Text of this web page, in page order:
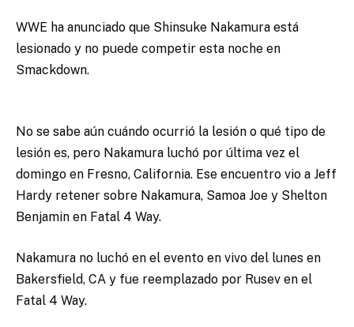
WWE ha anunciado que Shinsuke Nakamura está
lesionado y no puede competir esta noche en
Smackdown.
No se sabe aún cuándo ocurrió la lesión o qué tipo de
lesión es, pero Nakamura luchó por última vez el
domingo en Fresno, California. Ese encuentro vio a Jeff
Hardy retener sobre Nakamura, Samoa Joe y Shelton
Benjamin en Fatal 4 Way.
Nakamura no luchó en el evento en vivo del lunes en
Bakersfield, CA y fue reemplazado por Rusev en el
Fatal 4 Way.